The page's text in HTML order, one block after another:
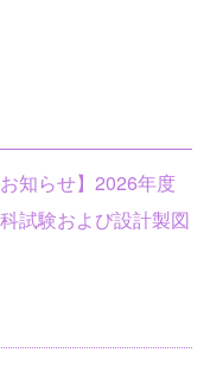
お知らせ】2026年度
試験および設計製図